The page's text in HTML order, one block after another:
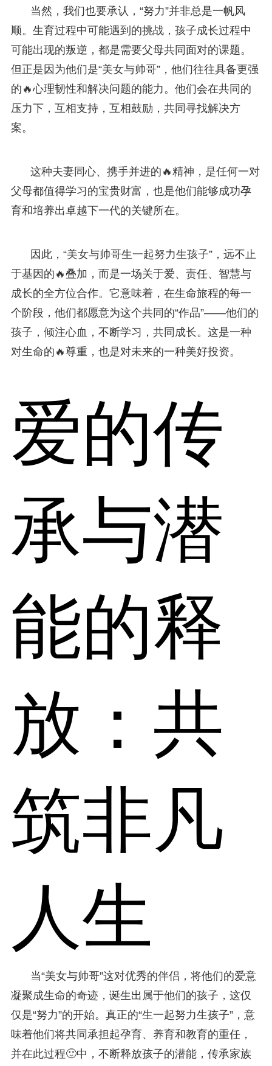
当然，我们也要承认，“努力”并非总是一帆风
顺。生育过程中可能遇到的挑战，孩子成长过程中
可能出现的叛逆，都是需要父母共同面对的课题。
但正是因为他们是“美女与帅哥”，他们往往具备更强
的🔥心理韧性和解决问题的能力。他们会在共同的
压力下，互相支持，互相鼓励，共同寻找解决方
案。
这种夫妻同心、携手并进的🔥精神，是任何一对
父母都值得学习的宝贵财富，也是他们能够成功孕
育和培养出卓越下一代的关键所在。
因此，“美女与帅哥生一起努力生孩子”，远不止
于基因的🔥叠加，而是一场关于爱、责任、智慧与
成长的全方位合作。它意味着，在生命旅程的每一
个阶段，他们都愿意为这个共同的“作品”——他们的
孩子，倾注心血，不断学习，共同成长。这是一种
对生命的🔥尊重，也是对未来的一种美好投资。
爱的传
承与潜
能的释
放：共
筑非凡
人生
当“美女与帅哥”这对优秀的伴侣，将他们的爱意
凝聚成生命的奇迹，诞生出属于他们的孩子，这仅
仅是“努力”的开始。真正的“生一起努力生孩子”，意
味着他们将共同承担起孕育、养育和教育的重任，
并在此过程🙂中，不断释放孩子的潜能，传承家族